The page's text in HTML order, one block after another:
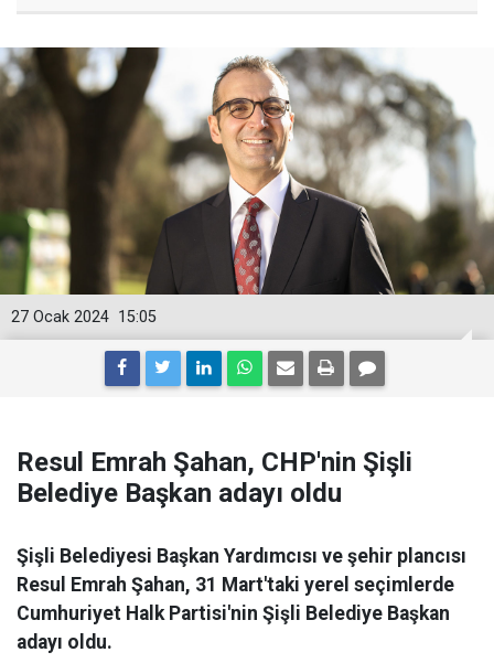
15:05
27 Ocak 2024
Resul Emrah Şahan, CHP'nin Şişli
Belediye Başkan adayı oldu
Şişli Belediyesi Başkan Yardımcısı ve şehir plancısı
Resul Emrah Şahan, 31 Mart'taki yerel seçimlerde
Cumhuriyet Halk Partisi'nin Şişli Belediye Başkan
adayı oldu.